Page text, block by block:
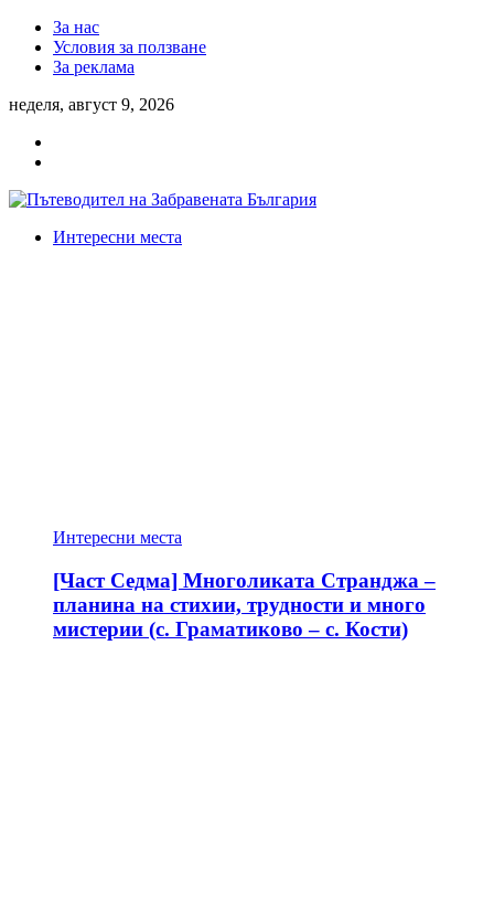
За нас
Условия за ползване
За реклама
неделя, август 9, 2026
Интересни места
Интересни места
[Част Седма] Многоликата Странджа –
планина на стихии, трудности и много
мистерии (с. Граматиково – с. Кости)